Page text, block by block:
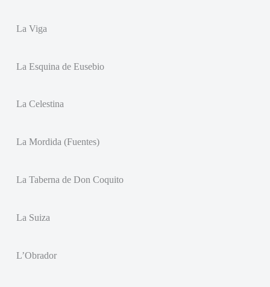
La Viga
La Esquina de Eusebio
La Celestina
La Mordida (Fuentes)
La Taberna de Don Coquito
La Suiza
L’Obrador